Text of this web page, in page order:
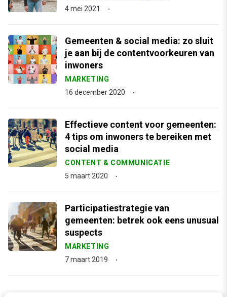
4 mei 2021
Gemeenten & social media: zo sluit
je aan bij de contentvoorkeuren van
inwoners
MARKETING
16 december 2020
Effectieve content voor gemeenten:
4 tips om inwoners te bereiken met
social media
CONTENT & COMMUNICATIE
5 maart 2020
Participatiestrategie van
gemeenten: betrek ook eens unusual
suspects
MARKETING
7 maart 2019